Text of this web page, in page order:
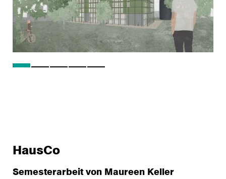
HausCo
Semesterarbeit von Maureen Keller